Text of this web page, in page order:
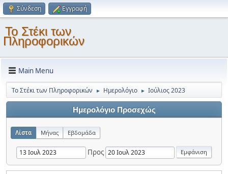
Σύνδεση Εγγραφή
Το Στέκι των
Πληροφορικών
Main Menu
Το Στέκι των Πληροφορικών ► Ημερολόγιο ► Ιούλιος 2023
Ημερολόγιο Προσεχώς
Λίστα Μήνας Εβδομάδα
Προς